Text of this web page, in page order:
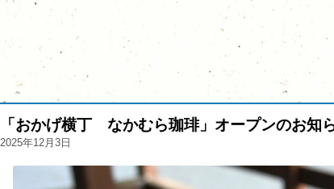
「おかげ横丁 なかむら珈琲」オープンのお知
2025年12月3日